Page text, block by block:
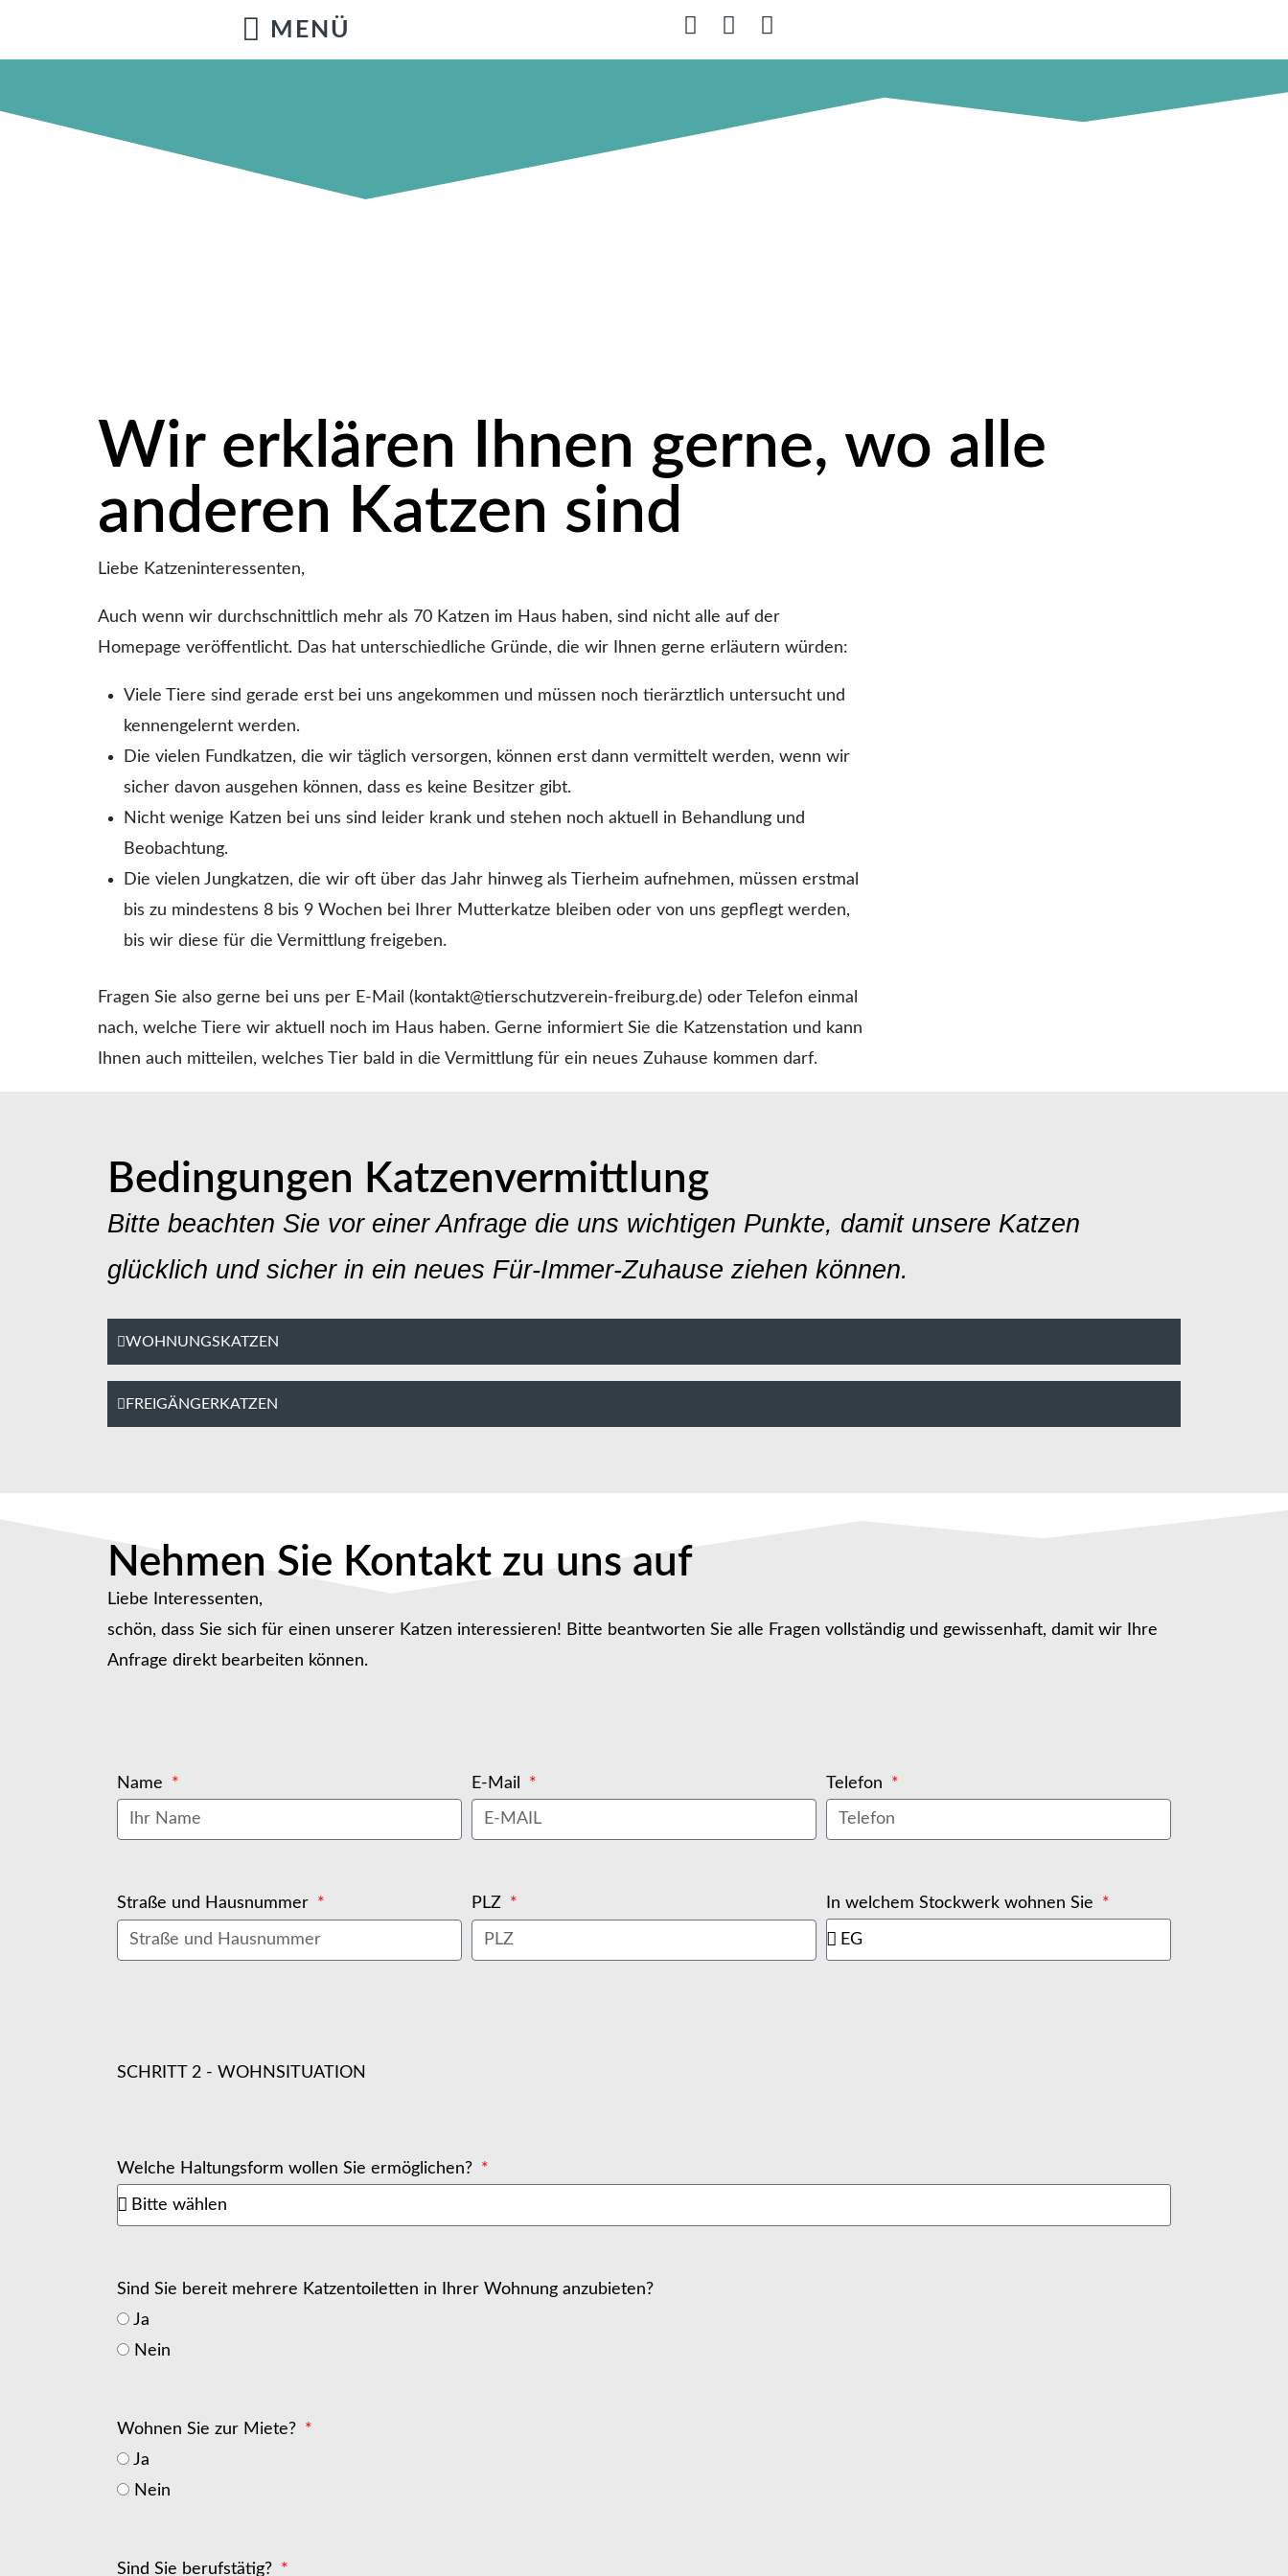
Wir erklären Ihnen gerne, wo alle
anderen Katzen sind
Liebe Katzeninteressenten,
Auch wenn wir durchschnittlich mehr als 70 Katzen im Haus haben, sind nicht alle auf der
Homepage veröffentlicht. Das hat unterschiedliche Gründe, die wir Ihnen gerne erläutern würden:
Viele Tiere sind gerade erst bei uns angekommen und müssen noch tierärztlich untersucht und
kennengelernt werden.
Die vielen Fundkatzen, die wir täglich versorgen, können erst dann vermittelt werden, wenn wir
sicher davon ausgehen können, dass es keine Besitzer gibt.
Nicht wenige Katzen bei uns sind leider krank und stehen noch aktuell in Behandlung und
Beobachtung.
Die vielen Jungkatzen, die wir oft über das Jahr hinweg als Tierheim aufnehmen, müssen erstmal
bis zu mindestens 8 bis 9 Wochen bei Ihrer Mutterkatze bleiben oder von uns gepflegt werden,
bis wir diese für die Vermittlung freigeben.
Fragen Sie also gerne bei uns per E-Mail (kontakt@tierschutzverein-freiburg.de) oder Telefon einmal
nach, welche Tiere wir aktuell noch im Haus haben. Gerne informiert Sie die Katzenstation und kann
Ihnen auch mitteilen, welches Tier bald in die Vermittlung für ein neues Zuhause kommen darf.
Bedingungen Katzenvermittlung
Bitte beachten Sie vor einer Anfrage die uns wichtigen Punkte, damit unsere Katzen
glücklich und sicher in ein neues Für-Immer-Zuhause ziehen können.
WOHNUNGSKATZEN
FREIGÄNGERKATZEN
Nehmen Sie Kontakt zu uns auf
Liebe Interessenten,
schön, dass Sie sich für einen unserer Katzen interessieren! Bitte beantworten Sie alle Fragen vollständig und gewissenhaft, damit wir Ihre
Anfrage direkt bearbeiten können.
Name E-Mail Telefon
Straße und Hausnummer PLZ In welchem Stockwerk wohnen Sie
SCHRITT 2 - WOHNSITUATION
Welche Haltungsform wollen Sie ermöglichen?
Sind Sie bereit mehrere Katzentoiletten in Ihrer Wohnung anzubieten?
Ja
Nein
Wohnen Sie zur Miete?
Ja
Nein
Sind Sie berufstätig?